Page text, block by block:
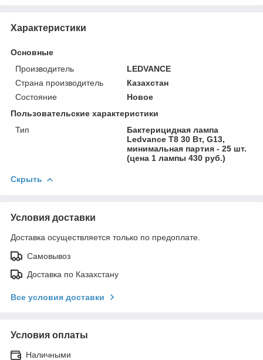
Характеристики
Основные
Производитель
LEDVANCE
Страна производитель
Казахстан
Состояние
Новое
Пользовательские характеристики
Тип
Бактерицидная лампа
Ledvance Т8 30 Вт, G13,
минимальная партия - 25 шт.
(цена 1 лампы 430 руб.)
Скрыть
Условия доставки
Доставка осуществляется только по предоплате.
Самовывоз
Доставка по Казахстану
Все условия доставки
Условия оплаты
Наличными